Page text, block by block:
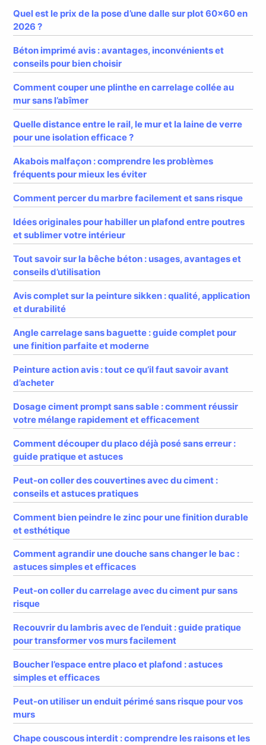
Quel est le prix de la pose d’une dalle sur plot 60×60 en
2026 ?
Béton imprimé avis : avantages, inconvénients et
conseils pour bien choisir
Comment couper une plinthe en carrelage collée au
mur sans l’abîmer
Quelle distance entre le rail, le mur et la laine de verre
pour une isolation efficace ?
Akabois malfaçon : comprendre les problèmes
fréquents pour mieux les éviter
Comment percer du marbre facilement et sans risque
Idées originales pour habiller un plafond entre poutres
et sublimer votre intérieur
Tout savoir sur la bêche béton : usages, avantages et
conseils d’utilisation
Avis complet sur la peinture sikken : qualité, application
et durabilité
Angle carrelage sans baguette : guide complet pour
une finition parfaite et moderne
Peinture action avis : tout ce qu’il faut savoir avant
d’acheter
Dosage ciment prompt sans sable : comment réussir
votre mélange rapidement et efficacement
Comment découper du placo déjà posé sans erreur :
guide pratique et astuces
Peut-on coller des couvertines avec du ciment :
conseils et astuces pratiques
Comment bien peindre le zinc pour une finition durable
et esthétique
Comment agrandir une douche sans changer le bac :
astuces simples et efficaces
Peut-on coller du carrelage avec du ciment pur sans
risque
Recouvrir du lambris avec de l’enduit : guide pratique
pour transformer vos murs facilement
Boucher l’espace entre placo et plafond : astuces
simples et efficaces
Peut-on utiliser un enduit périmé sans risque pour vos
murs
Chape couscous interdit : comprendre les raisons et les